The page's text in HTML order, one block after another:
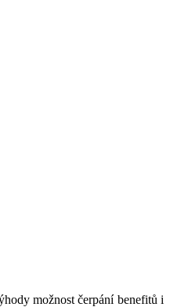
možnost čerpání benefitů i